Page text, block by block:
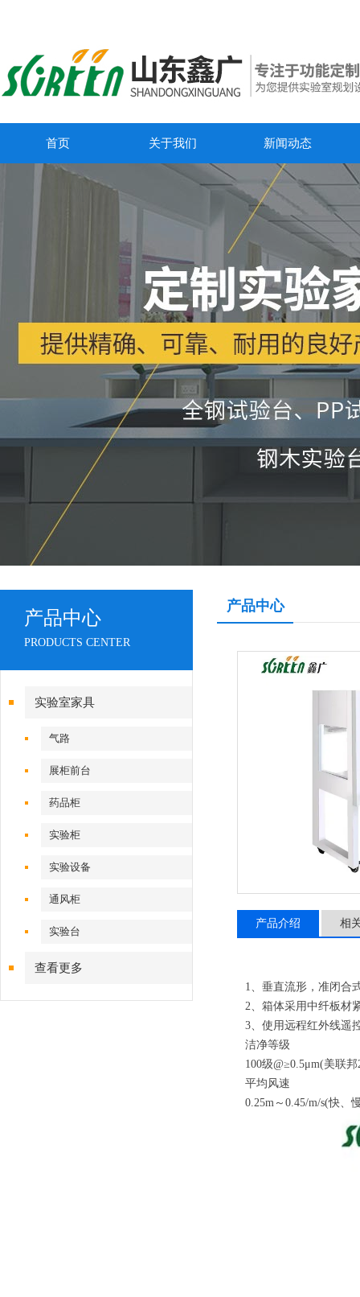
首页 关于我们 新闻动态
产品中心
PRODUCTS CENTER
实验室家具
气路
展柜前台
药品柜
实验柜
实验设备
通风柜
实验台
查看更多
产品中心
产品介绍 相
1、垂直流形，准闭合
2、箱体采用中纤板材
3、使用远程红外线遥
洁净等级
100级@≥0.5μm(美联邦
平均风速
0.25m～0.45/m/s(快、